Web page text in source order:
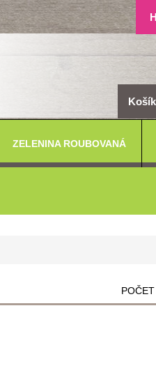
Košík
ZELENINA ROUBOVANÁ